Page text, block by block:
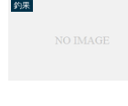
釣果